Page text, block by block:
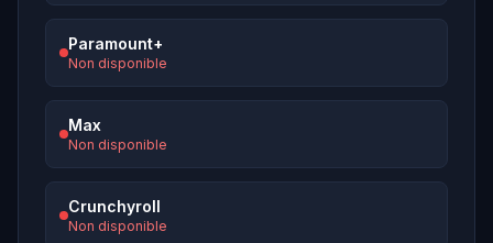
Paramount+
Non disponible
Max
Non disponible
Crunchyroll
Non disponible